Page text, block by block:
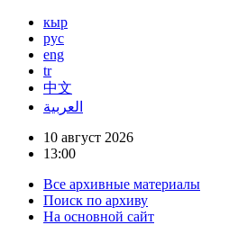
кыр
рус
eng
tr
中文
العربية
10 август 2026
13:00
Все архивные материалы
Поиск по архиву
На основной сайт